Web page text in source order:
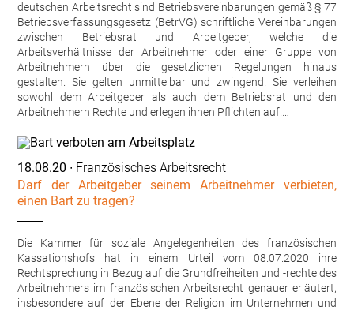
deutschen Arbeitsrecht sind Betriebsvereinbarungen gemäß § 77
Betriebsverfassungsgesetz (BetrVG) schriftliche Vereinbarungen
zwischen Betriebsrat und Arbeitgeber, welche die
Arbeitsverhältnisse der Arbeitnehmer oder einer Gruppe von
Arbeitnehmern über die gesetzlichen Regelungen hinaus
gestalten. Sie gelten unmittelbar und zwingend. Sie verleihen
sowohl dem Arbeitgeber als auch dem Betriebsrat und den
Arbeitnehmern Rechte und erlegen ihnen Pflichten auf.…
18.08.20 ∙ Französisches Arbeitsrecht
Darf der Arbeitgeber seinem Arbeitnehmer verbieten,
einen Bart zu tragen?
Die Kammer für soziale Angelegenheiten des französischen
Kassationshofs hat in einem Urteil vom 08.07.2020 ihre
Rechtsprechung in Bezug auf die Grundfreiheiten und -rechte des
Arbeitnehmers im französischen Arbeitsrecht genauer erläutert,
insbesondere auf der Ebene der Religion im Unternehmen und